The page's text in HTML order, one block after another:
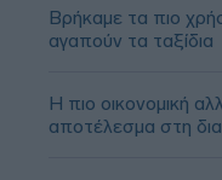
Βρήκαμε τα πιο
αγαπούν τα ταξίδια
Η πιο οικονομική
αποτέλεσμα στη